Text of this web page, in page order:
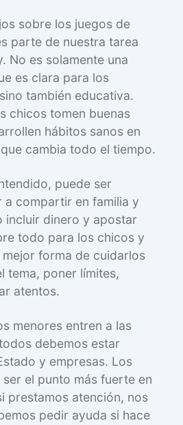
sobre los juegos de
parte de nuestra tarea
No es solamente una
es clara para los
también educativa.
chicos tomen buenas
hábitos sanos en
cambia todo el tiempo.
puede ser
a compartir en familia y
incluir dinero y apostar
todo para los chicos y
forma de cuidarlos
tema, poner límites,
atentos.
menores entren a las
debemos estar
y empresas. Los
el punto más fuerte en
prestamos atención, nos
pedir ayuda si hace